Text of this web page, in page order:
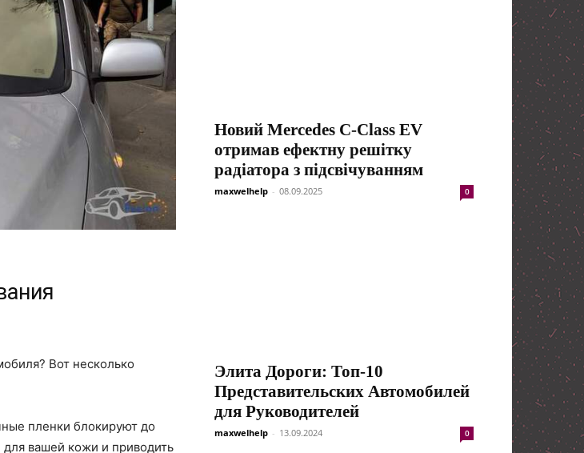
Вот несколько
пленки блокируют до
вашей кожи и приводить
Новий Mercedes C-Class EV
отримав ефектну решітку
радіатора з підсвічуванням
maxwelhelp - 08.09.2025 0
Элита Дороги: Топ-10
Представительских Автомобилей
для Руководителей
maxwelhelp - 13.09.2024 0